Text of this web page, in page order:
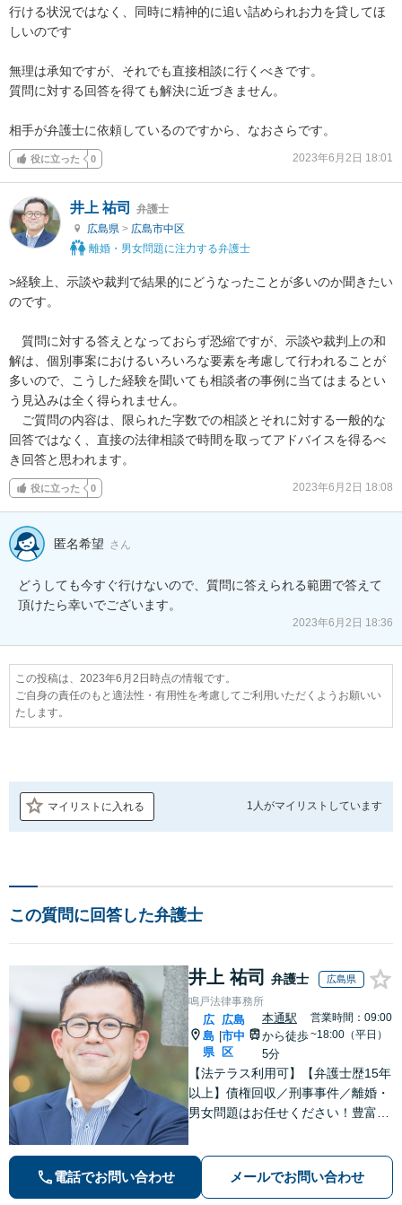
行ける状況ではなく、同時に精神的に追い詰められお力を貸してほ
しいのです
無理は承知ですが、それでも直接相談に行くべきです。
質問に対する回答を得ても解決に近づきません。
相手が弁護士に依頼しているのですから、なおさらです。
役に立った 0 2023年6月2日 18:01
井上 祐司
弁護士
広島県 > 広島市中区
離婚・男女問題に注力する弁護士
>経験上、示談や裁判で結果的にどうなったことが多いのか聞きたい
のです。
質問に対する答えとなっておらず恐縮ですが、示談や裁判上の和
解は、個別事案におけるいろいろな要素を考慮して行われることが
多いので、こうした経験を聞いても相談者の事例に当てはまるとい
う見込みは全く得られません。
ご質問の内容は、限られた字数での相談とそれに対する一般的な
回答ではなく、直接の法律相談で時間を取ってアドバイスを得るべ
き回答と思われます。
役に立った 0 2023年6月2日 18:08
匿名希望 さん
どうしても今すぐ行けないので、質問に答えられる範囲で答えて
頂けたら幸いでございます。
2023年6月2日 18:36
この投稿は、2023年6月2日時点の情報です。
ご自身の責任のもと適法性・有用性を考慮してご利用いただくようお願いい
たします。
マイリストに入れる 1人がマイリストしています
この質問に回答した弁護士
井上 祐司 弁護士 広島県
鳴戸法律事務所
広
島
県
広島
市中
区
本通駅
から徒歩
5分
営業時間：09:00
~18:00（平日）
【法テラス利用可】【弁護士歴15年
以上】債権回収／刑事事件／離婚・
男女問題はお任せください！豊富な
【子連れ相談】【完全個室相談】
【休日・夜間対応可】【本通駅5
電話でお問い合わせ メールでお問い合わせ